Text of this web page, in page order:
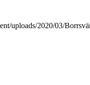
uploads/2020/03/